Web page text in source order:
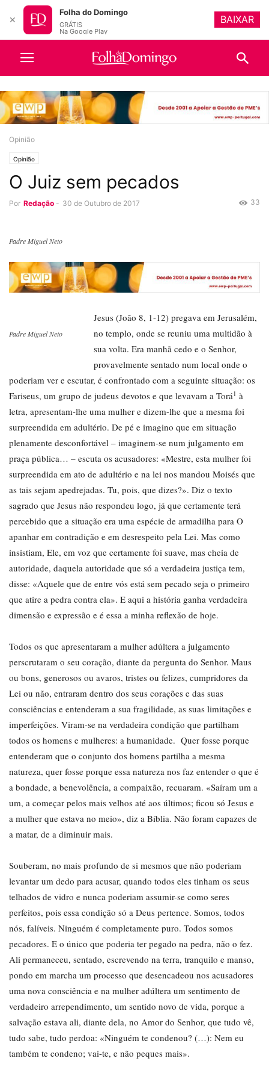
Opinião
Opinião
O Juiz sem pecados
Por Redação - 30 de Outubro de 2017 33
Padre Miguel Neto
Padre Miguel Neto
Jesus (João 8, 1-12) pregava em Jerusalém,
no templo, onde se reuniu uma multidão à
sua volta. Era manhã cedo e o Senhor,
provavelmente sentado num local onde o
poderiam ver e escutar, é confrontado com a seguinte situação: os
Fariseus, um grupo de judeus devotos e que levavam a Torá1 à
letra, apresentam-lhe uma mulher e dizem-lhe que a mesma foi
surpreendida em adultério. De pé e imagino que em situação
plenamente desconfortável – imaginem-se num julgamento em
praça pública… – escuta os acusadores: «Mestre, esta mulher foi
surpreendida em ato de adultério e na lei nos mandou Moisés que
as tais sejam apedrejadas. Tu, pois, que dizes?». Diz o texto
sagrado que Jesus não respondeu logo, já que certamente terá
percebido que a situação era uma espécie de armadilha para O
apanhar em contradição e em desrespeito pela Lei. Mas como
insistiam, Ele, em voz que certamente foi suave, mas cheia de
autoridade, daquela autoridade que só a verdadeira justiça tem,
disse: «Aquele que de entre vós está sem pecado seja o primeiro
que atire a pedra contra ela». E aqui a história ganha verdadeira
dimensão e expressão e é essa a minha reflexão de hoje.
Todos os que apresentaram a mulher adúltera a julgamento
perscrutaram o seu coração, diante da pergunta do Senhor. Maus
ou bons, generosos ou avaros, tristes ou felizes, cumpridores da
Lei ou não, entraram dentro dos seus corações e das suas
consciências e entenderam a sua fragilidade, as suas limitações e
imperfeições. Viram-se na verdadeira condição que partilham
todos os homens e mulheres: a humanidade. Quer fosse porque
entenderam que o conjunto dos homens partilha a mesma
natureza, quer fosse porque essa natureza nos faz entender o que é
a bondade, a benevolência, a compaixão, recuaram. «Saíram um a
um, a começar pelos mais velhos até aos últimos; ficou só Jesus e
a mulher que estava no meio», diz a Bíblia. Não foram capazes de
a matar, de a diminuir mais.
Souberam, no mais profundo de si mesmos que não poderiam
levantar um dedo para acusar, quando todos eles tinham os seus
telhados de vidro e nunca poderiam assumir-se como seres
perfeitos, pois essa condição só a Deus pertence. Somos, todos
nós, falíveis. Ninguém é completamente puro. Todos somos
pecadores. E o único que poderia ter pegado na pedra, não o fez.
Ali permaneceu, sentado, escrevendo na terra, tranquilo e manso,
pondo em marcha um processo que desencadeou nos acusadores
uma nova consciência e na mulher adúltera um sentimento de
verdadeiro arrependimento, um sentido novo de vida, porque a
salvação estava ali, diante dela, no Amor do Senhor, que tudo vê,
tudo sabe, tudo perdoa: «Ninguém te condenou? (…): Nem eu
também te condeno; vai-te, e não peques mais».
✕
Folha do Domingo
GRÁTIS
Na Google Play
BAIXAR